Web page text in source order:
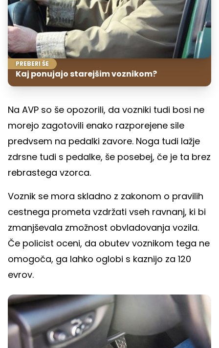
PREBERI ŠE
Kaj ponujajo starejšim voznikom?
Na AVP so še opozorili, da vozniki tudi bosi ne
morejo zagotovili enako razporejene sile
predvsem na pedalki zavore. Noga tudi lažje
zdrsne tudi s pedalke, še posebej, če je ta brez
rebrastega vzorca.
Voznik se mora skladno z zakonom o pravilih
cestnega prometa vzdržati vseh ravnanj, ki bi
zmanjševala zmožnost obvladovanja vozila.
Če policist oceni, da obutev voznikom tega ne
omogoča, ga lahko oglobi s kaznijo za 120
evrov.